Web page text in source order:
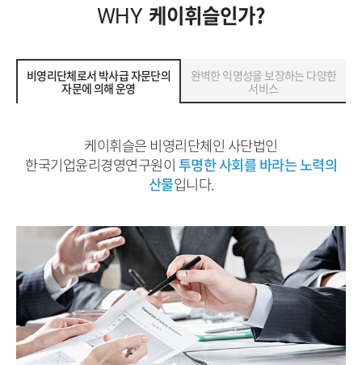
WHY 케이휘슬인가?
비영리단체로서 박사급 자문단의
자문에 의해 운영
완벽한 익명성을 보장하는 다양한
서비스
케이휘슬은 비영리단체인 사단법인
한국기업윤리경영연구원이투명한 사회를 바라는 노력의
산물입니다.